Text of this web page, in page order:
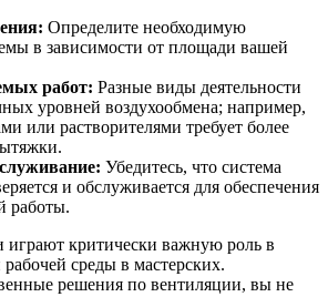
Определите необходимую
в зависимости от площади вашей
работ: Разные виды деятельности
уровней воздухообмена; например,
или растворителями требует более
Убедитесь, что система
и обслуживается для обеспечения
работы.
играют критически важную роль в
среды в мастерских.
решения по вентиляции, вы не